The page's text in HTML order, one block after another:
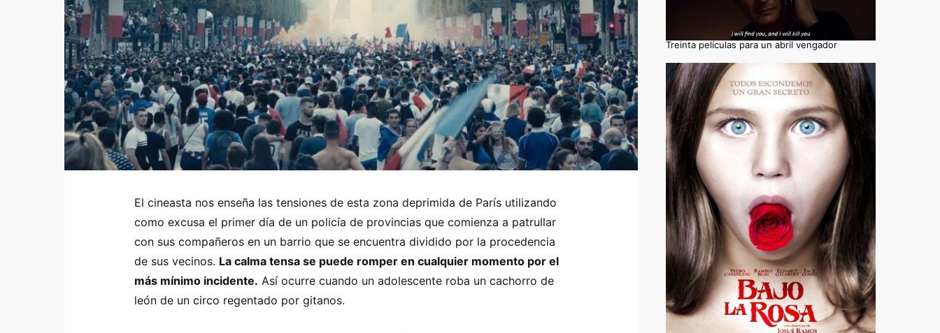
El cineasta nos enseña las tensiones de esta zona deprimida de París utilizando
como excusa el primer día de un policía de provincias que comienza a patrullar
con sus compañeros en un barrio que se encuentra dividido por la procedencia
de sus vecinos. La calma tensa se puede romper en cualquier momento por el
más mínimo incidente. Así ocurre cuando un adolescente roba un cachorro de
león de un circo regentado por gitanos.
Treinta películas para un abril vengador